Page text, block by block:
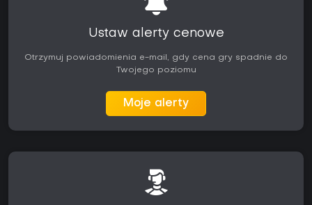
Ustaw alerty cenowe
Otrzymuj powiadomienia e-mail, gdy cena gry spadnie do
Twojego poziomu
Moje alerty